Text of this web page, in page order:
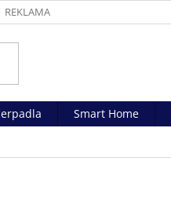
REKLAMAČNÍ PODMÍNKY
Smart Home